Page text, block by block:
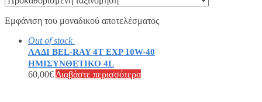
Εμφάνιση του μοναδικού αποτελέσματος
Out of stock
ΛΑΔΙ BEL-RAY 4T EXP 10W-40
ΗΜΙΣΥΝΘΕΤΙΚΟ 4L
60,00€ Διαβάστε περισσότερα